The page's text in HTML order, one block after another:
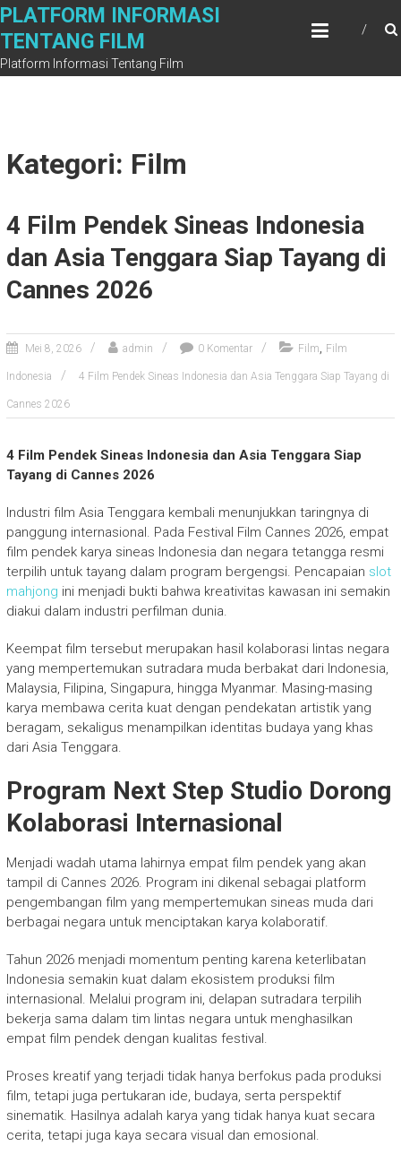
Skip
content
PLATFORM INFORMASI
TENTANG FILM
Platform Informasi Tentang Film
Kategori: Film
4 Film Pendek Sineas Indonesia
dan Asia Tenggara Siap Tayang di
Cannes 2026
Mei 8, 2026 admin 0 Komentar Film, Film
Indonesia 4 Film Pendek Sineas Indonesia dan Asia Tenggara Siap Tayang di
Cannes 2026
4 Film Pendek Sineas Indonesia dan Asia Tenggara Siap
Tayang di Cannes 2026
Industri film Asia Tenggara kembali menunjukkan taringnya di
panggung internasional. Pada Festival Film Cannes 2026, empat
film pendek karya sineas Indonesia dan negara tetangga resmi
terpilih untuk tayang dalam program bergengsi. Pencapaian slot
mahjong ini menjadi bukti bahwa kreativitas kawasan ini semakin
diakui dalam industri perfilman dunia.
Keempat film tersebut merupakan hasil kolaborasi lintas negara
yang mempertemukan sutradara muda berbakat dari Indonesia,
Malaysia, Filipina, Singapura, hingga Myanmar. Masing-masing
karya membawa cerita kuat dengan pendekatan artistik yang
beragam, sekaligus menampilkan identitas budaya yang khas
dari Asia Tenggara.
Program Next Step Studio Dorong
Kolaborasi Internasional
Menjadi wadah utama lahirnya empat film pendek yang akan
tampil di Cannes 2026. Program ini dikenal sebagai platform
pengembangan film yang mempertemukan sineas muda dari
berbagai negara untuk menciptakan karya kolaboratif.
Tahun 2026 menjadi momentum penting karena keterlibatan
Indonesia semakin kuat dalam ekosistem produksi film
internasional. Melalui program ini, delapan sutradara terpilih
bekerja sama dalam tim lintas negara untuk menghasilkan
empat film pendek dengan kualitas festival.
Proses kreatif yang terjadi tidak hanya berfokus pada produksi
film, tetapi juga pertukaran ide, budaya, serta perspektif
sinematik. Hasilnya adalah karya yang tidak hanya kuat secara
cerita, tetapi juga kaya secara visual dan emosional.